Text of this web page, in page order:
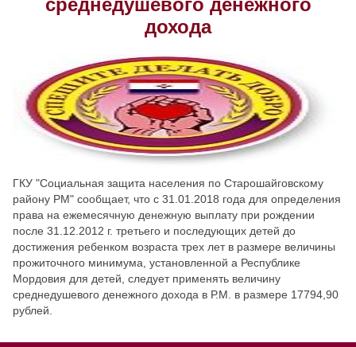
Скрыть Ч/б
Настройки по умолчанию
среднедушевого денежного
дохода
ГКУ "Социальная защита населения по Старошайговскому
району РМ" сообщает, что с 31.01.2018 года для определения
права на ежемесячную денежную выплату при рождении
после 31.12.2012 г. третьего и последующих детей до
достижения ребенком возраста трех лет в размере величины
прожиточного минимума, установленной а Республике
Мордовия для детей, следует применять величину
среднедушевого денежного дохода в Р.М. в размере 17794,90
рублей.